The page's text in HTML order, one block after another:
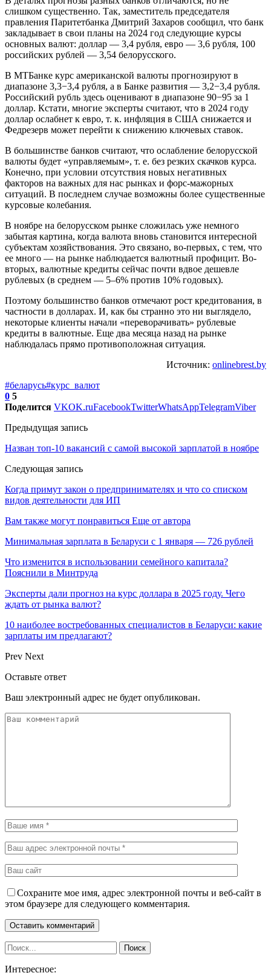
слишком существенно. Так, заместитель председателя
правления Паритетбанка Дмитрий Захаров сообщил, что банк
закладывает в свои планы на 2024 год следующие курсы
основных валют: доллар — 3,4 рубля, евро — 3,6 рубля, 100
российских рублей — 3,54 белорусского.
В МТБанке курс американской валюты прогнозируют в
диапазоне 3,3−3,4 рубля, а в Банке развития — 3,2−3,4 рубля.
Российский рубль здесь оценивают в диапазоне 90−95 за 1
доллар. Кстати, многие эксперты считают, что в 2024 году
доллар ослабнет к евро, т. к. инфляция в США снижается и
Федрезерв может перейти к снижению ключевых ставок.
В большинстве банков считают, что ослабление белорусской
валюты будет «управляемым», т. е. без резких скачков курса.
Конечно, при условии отсутствия новых негативных
факторов на важных для нас рынках и форс-мажорных
ситуаций. В последнем случае возможны более существенные
курсовые колебания.
В ноябре на белорусском рынке сложилась уже немного
забытая картина, когда валюта вновь становится интересной
субъектам хозяйствования. Это связано, во-первых, с тем, что
ее много — на рынке наблюдается валютный профицит. Во-
вторых, валютные кредиты сейчас почти вдвое дешевле
рублевых (в среднем — 5–6% против 10% годовых).
Поэтому большинство банков отмечают рост кредитования, в
частности в долларах. И, как бы странно это ни выглядело,
некоторые клиенты начали «переворачивать» рублевые
кредиты в валютные. Еще два месяца назад на рынке
наблюдалась прямо противоположная ситуация.
Источник: onlinebrest.by
#беларусь#курс_валют
0 5
Поделится VKOK.ruFacebookTwitterWhatsAppTelegramViber
Предыдущая запись
Назван топ-10 вакансий с самой высокой зарплатой в ноябре
Следующая запись
Когда примут закон о предпринимателях и что со списком
видов деятельности для ИП
Вам также могут понравиться Еще от автора
Минимальная зарплата в Беларуси с 1 января — 726 рублей
Что изменится в использовании семейного капитала?
Пояснили в Минтруда
Эксперты дали прогноз на курс доллара в 2025 году. Чего
ждать от рынка валют?
10 наиболее востребованных специалистов в Беларуси: какие
зарплаты им предлагают?
Prev Next
Оставьте ответ
Ваш электронный адрес не будет опубликован.
Сохраните мое имя, адрес электронной почты и веб-сайт в
этом браузере для следующего комментария.
Интересное: